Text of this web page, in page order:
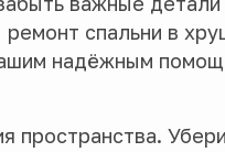
спальни в
надёжным
пространства.